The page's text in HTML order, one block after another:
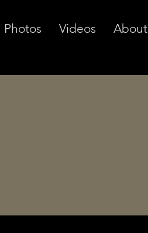
Photos Videos About